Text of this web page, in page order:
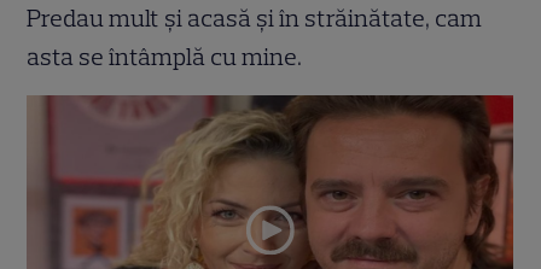
Predau mult și acasă și în străinătate, cam
asta se întâmplă cu mine.